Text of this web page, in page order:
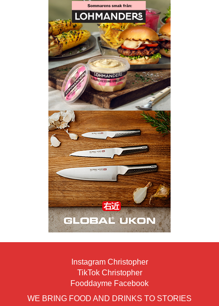
Instagram Christopher
TikTok Christopher
Fooddayme Facebook
WE BRING FOOD AND DRINKS TO STORIES